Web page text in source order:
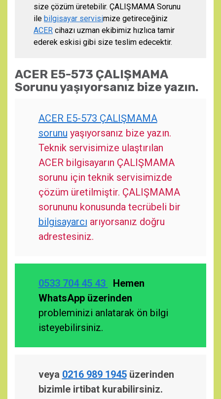
size çözüm üretebilir. ÇALIŞMAMA Sorunu
ile bilgisayar servisimize getireceğiniz
ACER cihazı uzman ekibimiz hızlıca tamir
ederek eskisi gibi size teslim edecektir.
ACER E5-573 ÇALIŞMAMA
Sorunu yaşıyorsanız bize yazın.
ACER E5-573 ÇALIŞMAMA
sorunu yaşıyorsanız bize yazın.
Teknik servisimize ulaştırılan
ACER bilgisayarın ÇALIŞMAMA
sorunu için teknik servisimizde
çözüm üretilmiştir. ÇALIŞMAMA
sorununu konusunda tecrübeli bir
bilgisayarcı arıyorsanız doğru
adrestesiniz.
0533 704 45 43
Hemen
WhatsApp üzerinden
probleminizi anlatarak ön bilgi
isteyebilirsiniz.
veya 0216 989 1945üzerinden
bizimle irtibat kurabilirsiniz.